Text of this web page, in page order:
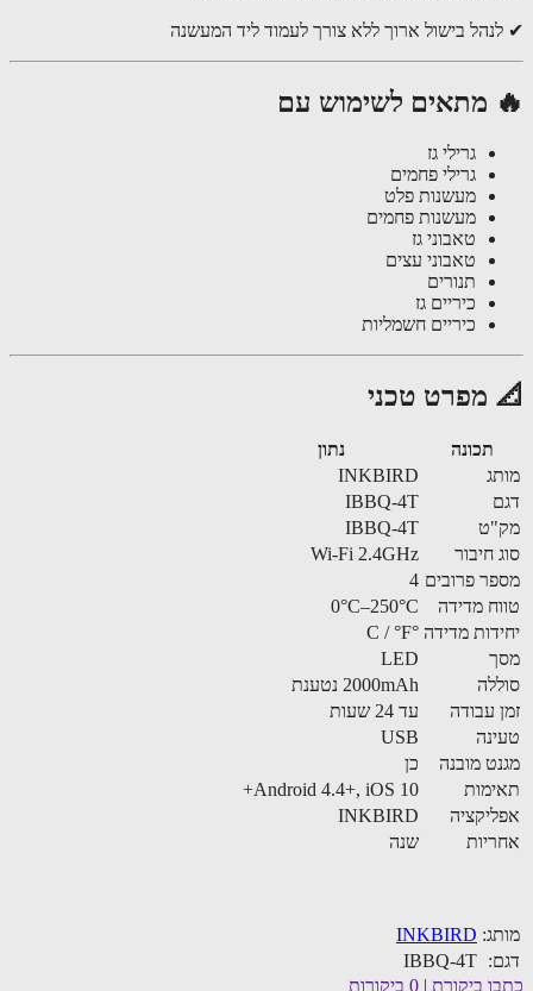
בישול ארוך ללא צורך לעמוד ליד המעשנה
מתאים לשימוש עם
גרילי גז
גרילי פחמים
מעשנות פלט
מעשנות פחמים
טאבוני גז
טאבוני עצים
תנורים
כיריים גז
כיריים חשמליות
מפרט טכני
תכונה
INKBIRD
IBBQ-4T
IBBQ-4T
חיבור
Wi-Fi 2.4GHz
פרובים 4
מדידה
0°C–250°C
מדידה °C / °F
LED
2000mAh נטענת
עבודה
עד 24 שעות
USB
מובנה
כן
Android 4.4+, iOS 10+
INKBIRD
INKBIRD
IBBQ-4T
ביקורת|0 ביקורות